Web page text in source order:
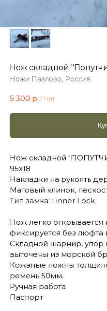
Нож складной
Ножи Павлово, Россия
5 300 р. / 1 шт
Нож складной
95х18
Накладки на рукоять
Матовый клинок,
Тип замка: Linner Lock
Нож легко открывается
фиксируется без люфта
Складной шарнир, упор
выточены из морской
Кожаные ножны
ремень 50мм.
Ручная работа
Паспорт